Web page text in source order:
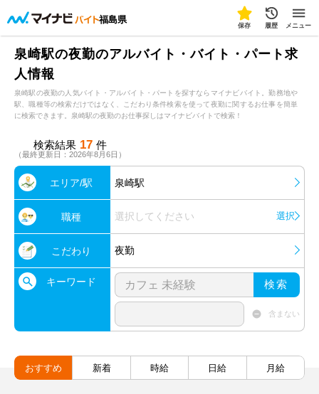
福島県
保存 履歴 メニュー
泉崎駅の夜勤のアルバイト・バイト・パート求
人情報
泉崎駅の夜勤の人気バイト・アルバイト・パートを探すならマイナビバイト。勤務地や
駅、職種等の検索だけではなく、こだわり条件検索を使って夜勤に関するお仕事を簡単
に検索できます。泉崎駅の夜勤のお仕事探しはマイナビバイトで検索！
検索結果 17 件
（最終更新日：2026年8月6日）
エリア/駅 泉崎駅
職種 選択してください 選択
こだわり 夜勤
キーワード 検索
含まない
おすすめ 新着 時給 日給 月給